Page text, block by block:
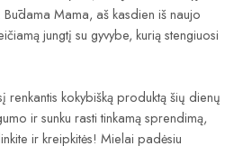
Mama, aš kasdien iš naujo
jungtį su gyvybe, kurią stengiuosi
renkantis kokybišką produktą šių dienų
ir sunku rasti tinkamą sprendimą,
ir kreipkitės! Mielai padėsiu